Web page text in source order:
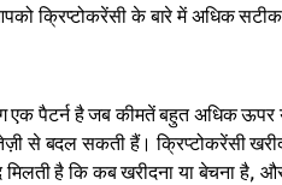
क्रिप्टोकरेंसी के बारे में अधिक सटीक
एक पैटर्न है जब कीमतें बहुत अधिक
से बदल सकती हैं। क्रिप्टोकरेंसी
है कि कब खरीदना या बेचना है,